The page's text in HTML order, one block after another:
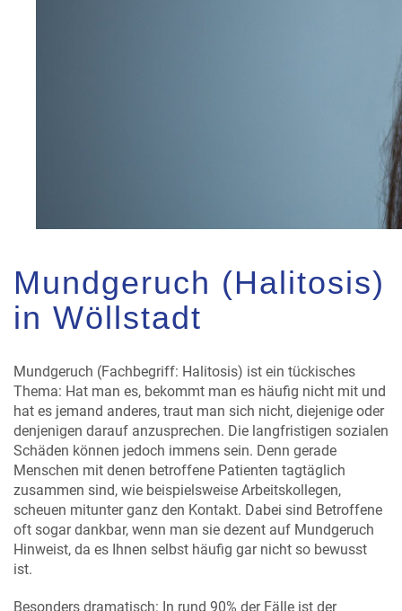
Mundgeruch (Halitosis)
in Wöllstadt
Mundgeruch (Fachbegriff: Halitosis) ist ein tückisches
Thema: Hat man es, bekommt man es häufig nicht mit und
hat es jemand anderes, traut man sich nicht, diejenige oder
denjenigen darauf anzusprechen. Die langfristigen sozialen
Schäden können jedoch immens sein. Denn gerade
Menschen mit denen betroffene Patienten tagtäglich
zusammen sind, wie beispielsweise Arbeitskollegen,
scheuen mitunter ganz den Kontakt. Dabei sind Betroffene
oft sogar dankbar, wenn man sie dezent auf Mundgeruch
Hinweist, da es Ihnen selbst häufig gar nicht so bewusst
ist.
Besonders dramatisch: In rund 90% der Fälle ist der